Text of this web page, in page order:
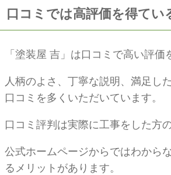
口コミでは高評価を得てい
「塗装屋 吉」は口コミで高い評価
人柄のよさ、丁寧な説明、満足し
口コミを多くいただいています。
口コミ評判は実際に工事をした方
公式ホームページからではわから
るメリットがあります。